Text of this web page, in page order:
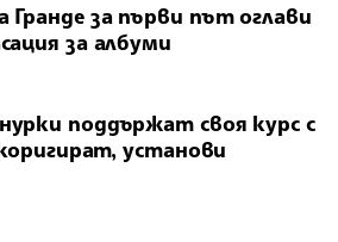
Гранде за първи път оглави
за албуми
поддържат своя курс с
установи